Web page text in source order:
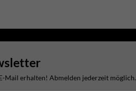
Mail erhalten! Abmelden jederzeit möglich.